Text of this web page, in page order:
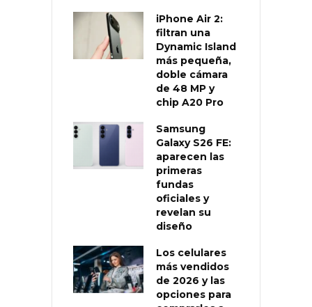
iPhone Air 2:
filtran una
Dynamic Island
más pequeña,
doble cámara
de 48 MP y
chip A20 Pro
Samsung
Galaxy S26 FE:
aparecen las
primeras
fundas
oficiales y
revelan su
diseño
Los celulares
más vendidos
de 2026 y las
opciones para